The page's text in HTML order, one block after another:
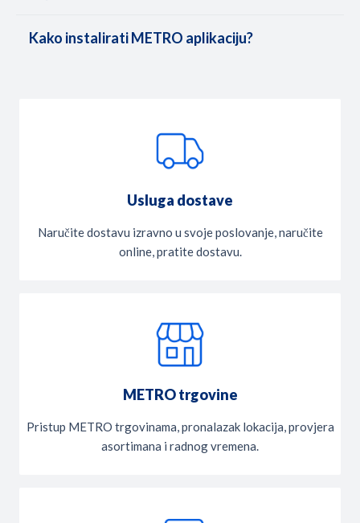
Kako instalirati METRO aplikaciju?
Usluga dostave
Naručite dostavu izravno u svoje poslovanje, naručite
online, pratite dostavu.
METRO trgovine
Pristup METRO trgovinama, pronalazak lokacija, provjera
asortimana i radnog vremena.